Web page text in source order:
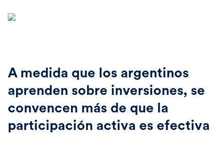
A medida que los argentinos
aprenden sobre inversiones, se
convencen más de que la
participación activa es efectiva